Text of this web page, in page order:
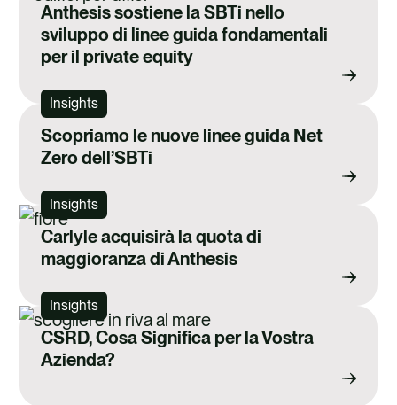
Anthesis sostiene la SBTi nello
sviluppo di linee guida fondamentali
per il private equity
Insights
Scopriamo le nuove linee guida Net
Zero dell’SBTi
Insights
Carlyle acquisirà la quota di
maggioranza di Anthesis
Insights
CSRD, Cosa Significa per la Vostra
Azienda?